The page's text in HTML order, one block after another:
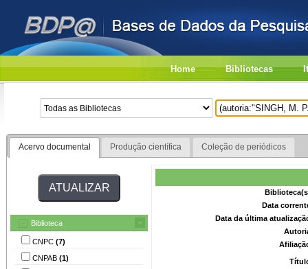
Home Bibliotecas
Acervo documental Produção científica Coleção de periódicos
Biblioteca
CNPC (7)
CNPAB (1)
Data
Data da última